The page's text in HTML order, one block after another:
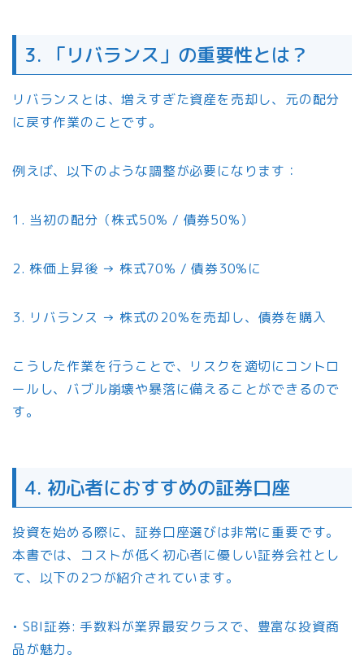
3. 「リバランス」の重要性とは？
リバランスとは、増えすぎた資産を売却し、元の配分
に戻す作業のことです。
例えば、以下のような調整が必要になります：
1. 当初の配分（株式50% / 債券50%）
2. 株価上昇後 → 株式70% / 債券30%に
3. リバランス → 株式の20%を売却し、債券を購入
こうした作業を行うことで、リスクを適切にコントロ
ールし、バブル崩壊や暴落に備えることができるので
す。
4. 初心者におすすめの証券口座
投資を始める際に、証券口座選びは非常に重要です。
本書では、コストが低く初心者に優しい証券会社とし
て、以下の2つが紹介されています。
• SBI証券: 手数料が業界最安クラスで、豊富な投資商
品が魅力。